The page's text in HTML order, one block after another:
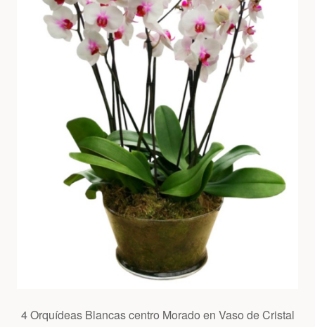
4 Orquídeas Blancas centro Morado en Vaso de Cristal